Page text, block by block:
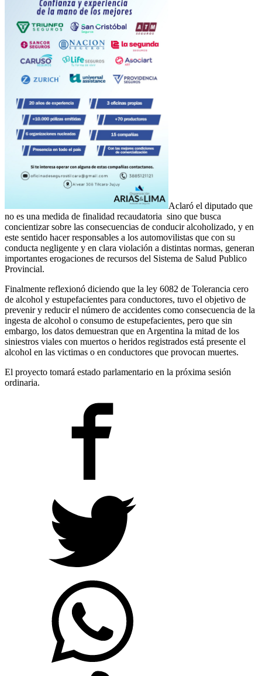
Aclaró el diputado que
no es una medida de finalidad recaudatoria sino que busca
concientizar sobre las consecuencias de conducir alcoholizado, y en
este sentido hacer responsables a los automovilistas que con su
conducta negligente y en clara violación a distintas normas, generan
importantes erogaciones de recursos del Sistema de Salud Publico
Provincial.
Finalmente reflexionó diciendo que la ley 6082 de Tolerancia cero
de alcohol y estupefacientes para conductores, tuvo el objetivo de
prevenir y reducir el número de accidentes como consecuencia de la
ingesta de alcohol o consumo de estupefacientes, pero que sin
embargo, los datos demuestran que en Argentina la mitad de los
siniestros viales con muertos o heridos registrados está presente el
alcohol en las victimas o en conductores que provocan muertes.
El proyecto tomará estado parlamentario en la próxima sesión
ordinaria.